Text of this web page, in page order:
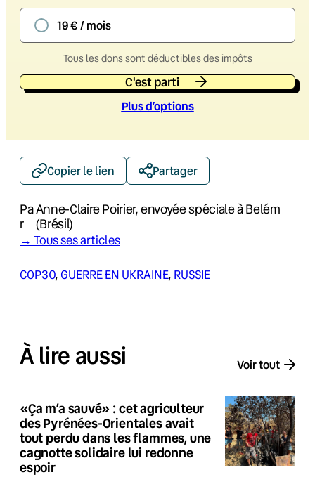
19 € / mois
Tous les dons sont déductibles des impôts
C'est parti
Plus d’options
Copier le lien Partager
Pa
r
Anne-Claire Poirier, envoyée spéciale à Belém
(Brésil)
→ Tous ses articles
COP30, GUERRE EN UKRAINE, RUSSIE
À lire aussi Voir tout
«Ça m’a sauvé» : cet agriculteur
des Pyrénées-Orientales avait
tout perdu dans les flammes, une
cagnotte solidaire lui redonne
espoir